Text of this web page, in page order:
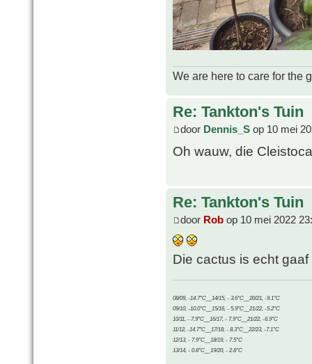
We are here to care for the
Re: Tankton's Tuin
door Dennis_S op 10 mei
Oh wauw, die
Re: Tankton's Tuin
door Rob op 10 mei 2022
Die cactus is echt gaaf
08/09, -14.7°C__14/15, - 3.6°C__20/21, -9.1°C
09/10, -10.0°C__15/16, - 5.9°C__21/22, -5.2°C
10/11, - 7.9°C__16/17, - 7.9°C__21/22, -6.9°C
11/12, -14.7°C__17/18, - 8.3°C__22/23, -7.1°C
12/13, - 7.9°C__18/19, - 7.5°C
13/14, - 0.8°C__19/20, - 2.8°C